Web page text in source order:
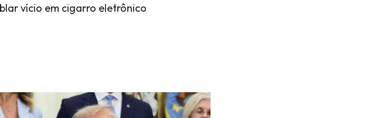
vício em cigarro eletrônico